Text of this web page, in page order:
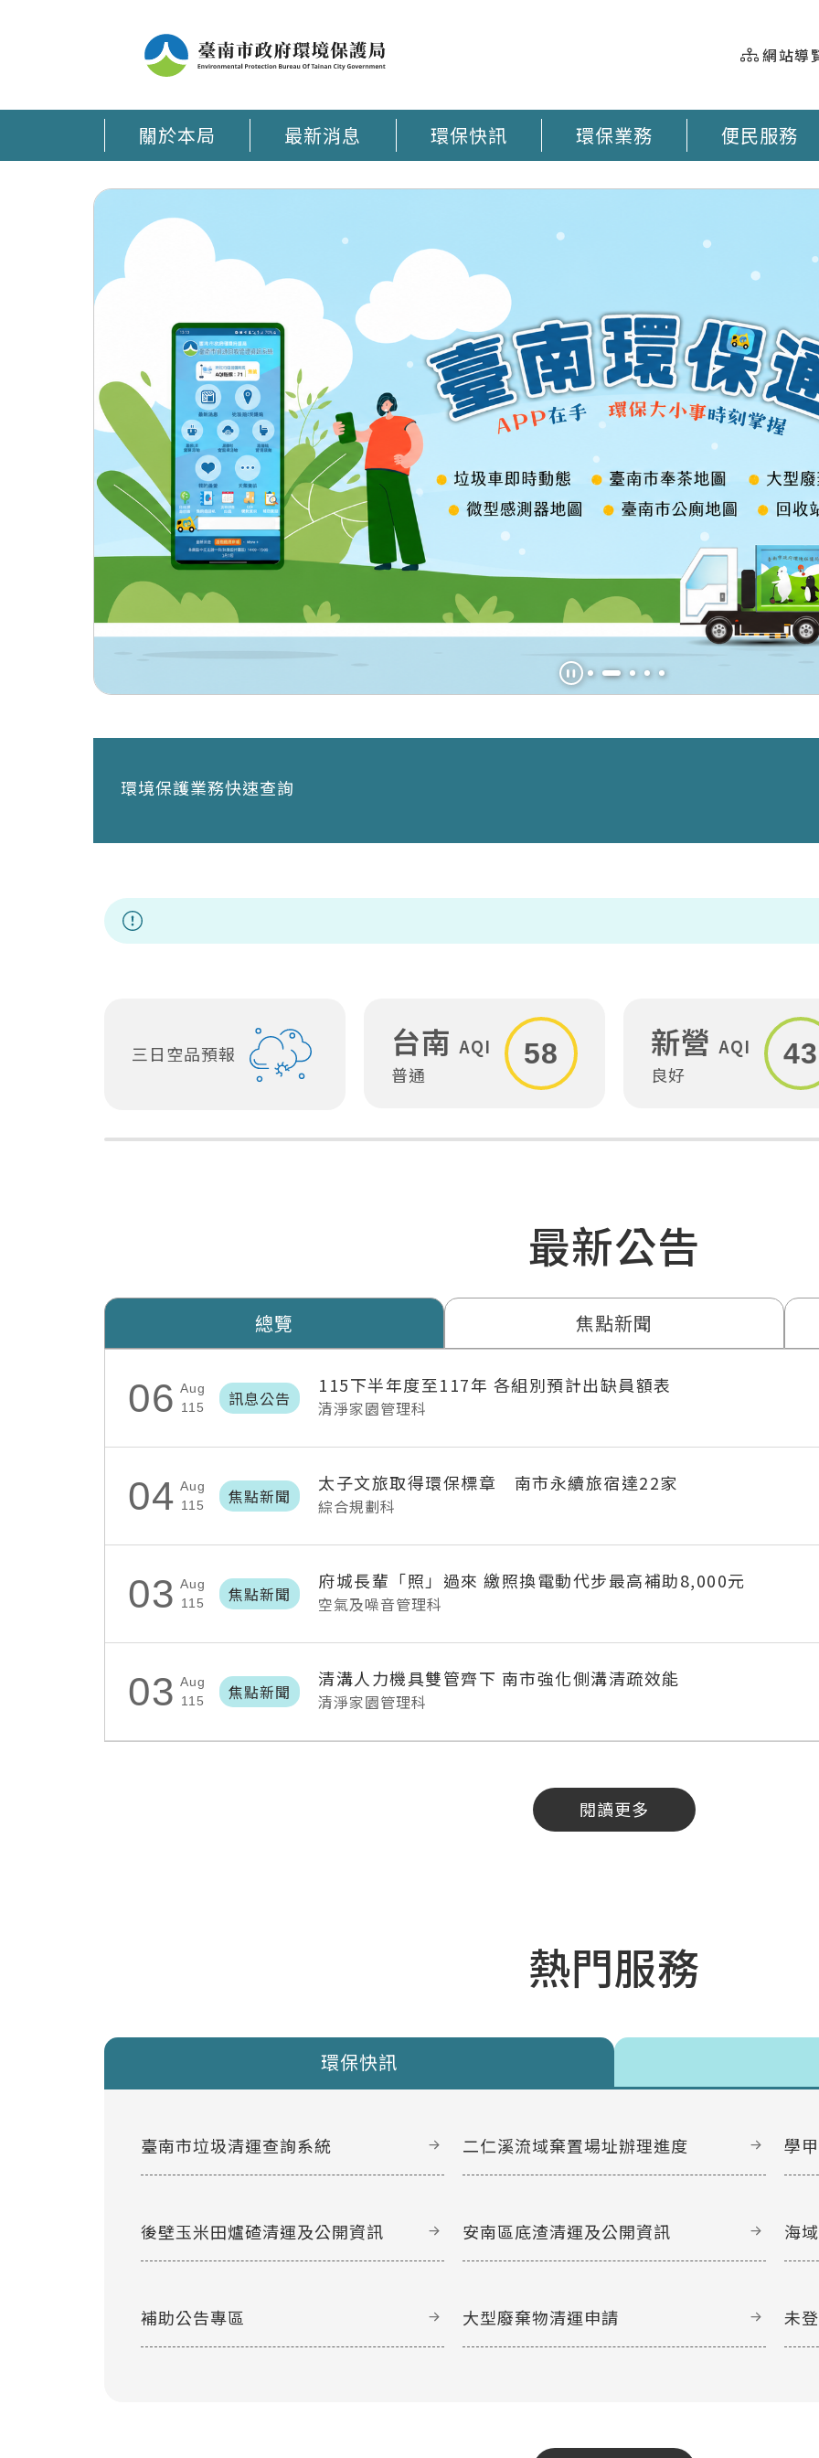
網站導
關於本局 最新消息 環保快訊 環保業務 便民服務
臺南環保通 APP在手 環保大小事時刻掌握 垃圾車即時動態 臺南市奉茶地圖 大型廢棄物清運
環境保護業務快速查詢
三日空品預報 台南 AQI
普通
58 新營 AQI
良好
43
最新公告
總覽 焦點新聞
06 Aug
115
訊息公告
115下半年度至117年 各組別預計出缺員額表
清淨家園管理科
04 Aug
115
焦點新聞
太子文旅取得環保標章 南市永續旅宿達22家
綜合規劃科
03 Aug
115
焦點新聞
府城長輩「照」過來 繳照換電動代步最高補助8,000元
空氣及噪音管理科
03 Aug
115
焦點新聞
清溝人力機具雙管齊下 南市強化側溝清疏效能
清淨家園管理科
閱讀更多
熱門服務
環保快訊
臺南市垃圾清運查詢系統 二仁溪流域棄置場址辦理進度 學
後壁玉米田爐碴清運及公開資訊 安南區底渣清運及公開資訊 海
補助公告專區 大型廢棄物清運申請 未